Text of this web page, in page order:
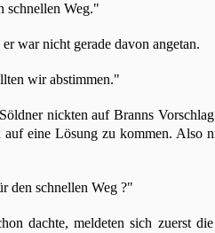
schnellen Weg."
war nicht gerade davon angetan.
wir abstimmen."
nickten auf Branns
auf eine Lösung zu kommen. Also
den schnellen Weg ?"
dachte, meldeten sich zuerst